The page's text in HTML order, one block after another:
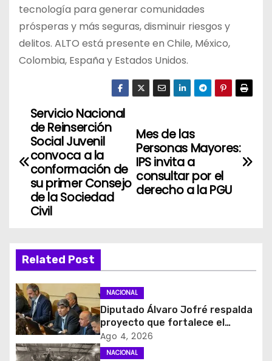
tecnología para generar comunidades
prósperas y más seguras, disminuir riesgos y
delitos. ALTO está presente en Chile, México,
Colombia, España y Estados Unidos.
N
v
a
c
i
ó
n
Mes de las
Personas Mayores:
IPS invita a
consultar por el
derecho a la PGU
Servicio Nacional
de Reinserción
Social Juvenil
convoca a la
conformación de
su primer Consejo
de la Sociedad
Civil
Related Post
NACIONAL
Diputado Álvaro Jofré respalda
proyecto que fortalece el
control de identidad durante
estados de excepción
Ago 4, 2026
NACIONAL